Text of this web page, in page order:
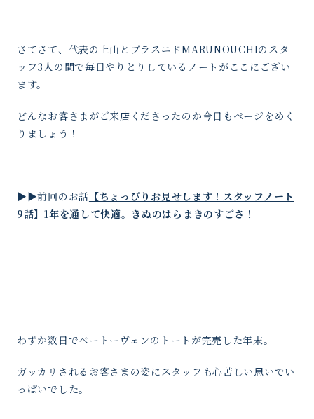
さてさて、代表の上山とプラスニドMARUNOUCHIのスタ
ッフ3人の間で毎日やりとりしているノートがここにござい
ます。
どんなお客さまがご来店くださったのか今日もページをめく
りましょう！
▶︎▶︎前回のお話 【ちょっぴりお見せします！スタッフノート
9話】1年を通して快適。きぬのはらまきのすごさ！
わずか数日でベートーヴェンのトートが完売した年末。
ガッカリされるお客さまの姿にスタッフも心苦しい思いでい
っぱいでした。